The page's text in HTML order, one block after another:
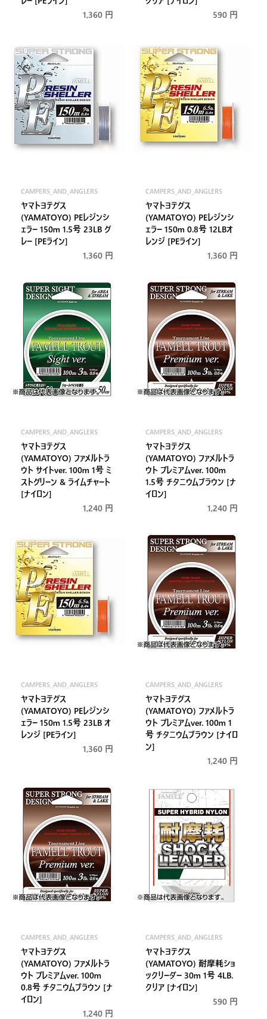
通
格
1,360 円
通
格
590 円
販
売
元:
CAMPERS_AND_ANGLERS
ヤマトヨテグス
(YAMATOYO) PEレジンシ
ェラー 150m 1.5号 23LB グ
レー [PEライン]
通
格
1,360 円
販
売
元:
CAMPERS_AND_ANGLERS
ヤマトヨテグス
(YAMATOYO) PEレジンシ
ェラー 150m 0.8号 12LBオ
レンジ [PEライン]
通
格
1,360 円
販
売
元:
CAMPERS_AND_ANGLERS
ヤマトヨテグス
(YAMATOYO) ファメルトラ
ウト サイトver. 100m 1号 ミ
ストグリーン & ライムチャート
[ナイロン]
通
格
1,240 円
販
売
元:
CAMPERS_AND_ANGLERS
ヤマトヨテグス
(YAMATOYO) ファメルトラ
ウト プレミアムver. 100m
1.5号 チタニウムブラウン [ナ
イロン]
通
格
1,240 円
販
売
元:
CAMPERS_AND_ANGLERS
ヤマトヨテグス
(YAMATOYO) PEレジンシ
ェラー 150m 1.5号 23LB オ
レンジ [PEライン]
通
1,360 円
販
売
元:
CAMPERS_AND_ANGLERS
ヤマトヨテグス
(YAMATOYO) ファメルトラ
ウト プレミアムver. 100m 1
号 チタニウムブラウン [ナイロ
ン]
通
格
1,240 円
販
売
元:
CAMPERS_AND_ANGLERS
ヤマトヨテグス
(YAMATOYO) ファメルトラ
ウト プレミアムver. 100m
0.8号 チタニウムブラウン [ナ
イロン]
通
1,240 円
販
売
元:
CAMPERS_AND_ANGLERS
ヤマトヨテグス
(YAMATOYO) 耐摩耗ショ
ックリーダー 30m 1号 4LB.
クリア [ナイロン]
通
590 円